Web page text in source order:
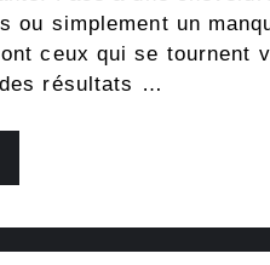
ou simplement un
ceux qui se tournent
résultats …